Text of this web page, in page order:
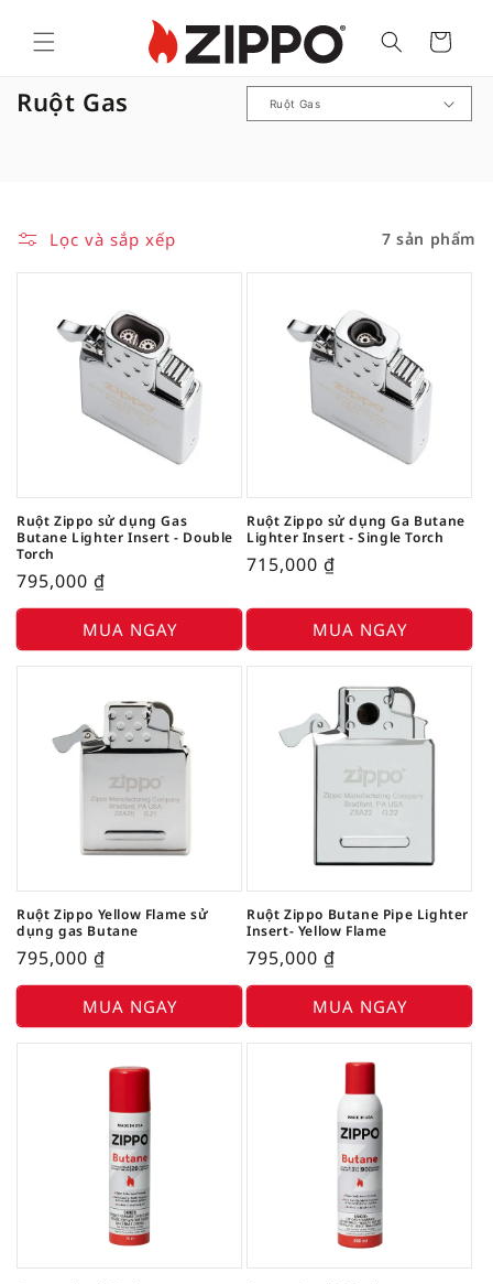
Cart
B
t
Ruột Gas
Lọc và sắp xếp 7 sản phẩm
Ruột Zippo sử dụng Gas
Butane Lighter Insert - Double
Torch
795,000 ₫
MUA NGAY
Ruột Zippo sử dụng Ga Butane
Lighter Insert - Single Torch
715,000 ₫
MUA NGAY
Ruột Zippo Yellow Flame sử
dụng gas Butane
795,000 ₫
MUA NGAY
Ruột Zippo Butane Pipe Lighter
Insert- Yellow Flame
795,000 ₫
MUA NGAY